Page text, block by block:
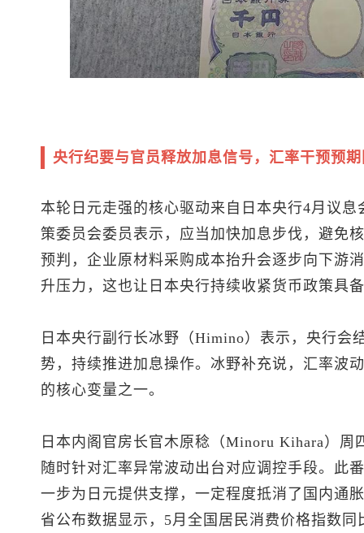
央行纪要与官员释放加息信号，汇率干预预
本轮日元走强的核心驱动来自日本央行4月议
策委员会委员表示，应当加快加息步伐，避免
预判，企业原材料采购成本抬升会逐步向下游
升压力，这也让日本央行持续收紧货币政策具
日本央行副行长冰野（Himino）表示，央行会
势，持续推进加息操作。冰野补充说，汇率波
的核心变量之一。
日本内阁官房长官木原稔（Minoru Kihara）
随时针对汇率异常波动出台对应调控手段。此
一步为日元提供支撑，一定程度抵消了国内通
省公布数据显示，5月全国居民消费价格指数